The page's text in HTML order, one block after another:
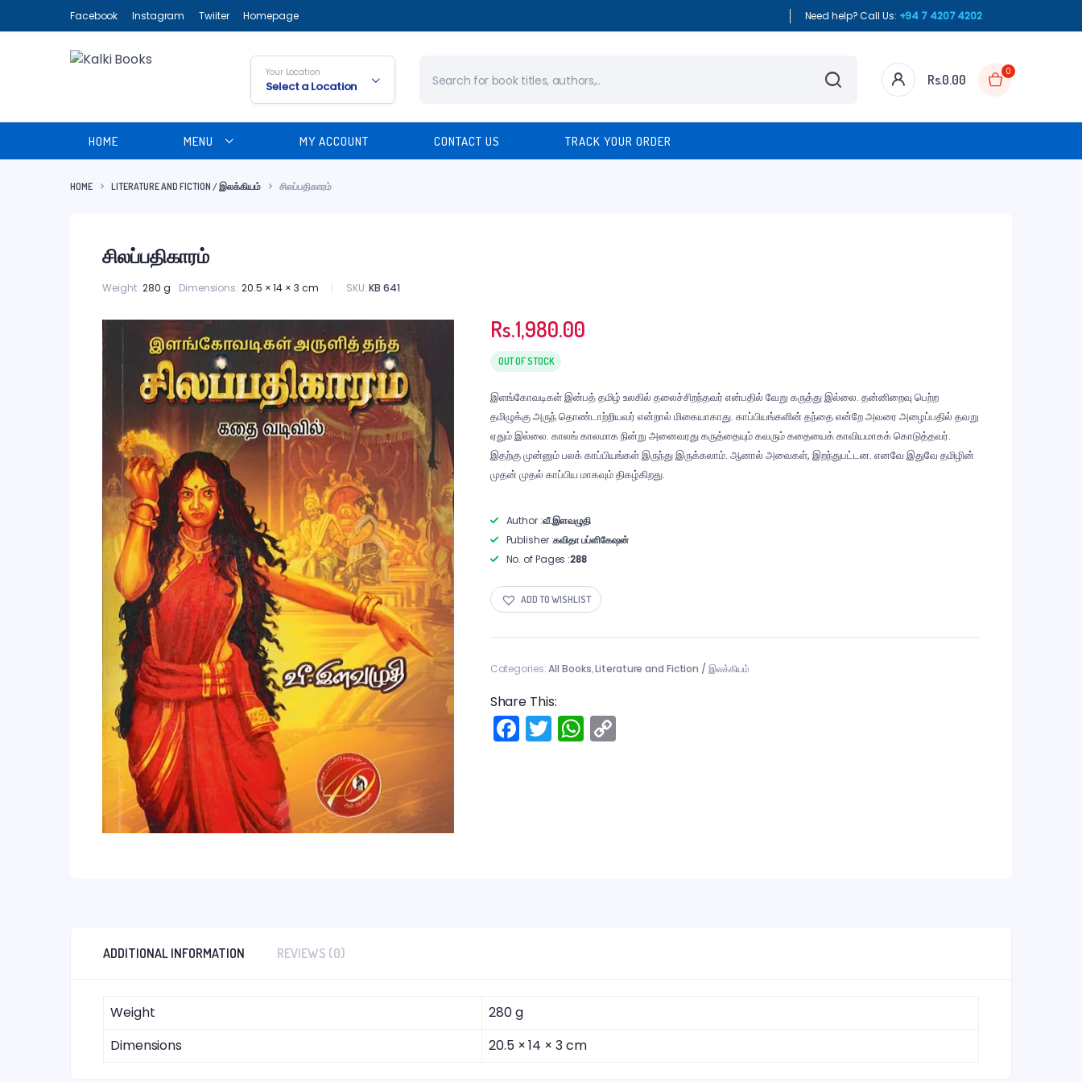
Facebook Instagram Twiiter Homepage Need help? Call Us: +94 7 4207 4202
Your Location
Select a Location
search
Rs.0.00
0
HOME MENU MY ACCOUNT CONTACT US TRACK YOUR ORDER
HOME LITERATURE AND FICTION / இலக்கியம் சிலப்பதிகாரம்
சிலப்பதிகாரம்
Weight 280 g Dimensions 20.5 × 14 × 3 cm SKU:KB 641
Rs.1,980.00
OUT OF STOCK
இளங்கோவடிகள் இன்பத் தமிழ் உலகில் தலைச்சிறந்தவர் என்பதில் வேறு கருத்து இல்லை. தன்னிறைவு பெற்ற
தமிழுக்கு அருந் தொண்டாற்றியவர் என்றால் மிகையாகாது. காப்பியங்களின் தந்தை என்றே அவரை அழைப்பதில் தவறு
ஏதும் இல்லை. காலங் காலமாக நின்று அனைவரது கருத்தையும் கவரும் கதையைக் காவியமாகக் கொடுத்தவர்.
இதற்கு முன்னும் பலக் காப்பியங்கள் இருந்து இருக்கலாம். ஆனால் அவைகள், இறந்துபட்டன. எனவே இதுவே தமிழின்
முதன் முதல் காப்பிய மாகவும் திகழ்கிறது.
Author :வீ.இளவழுதி
Publisher :கவிதா பப்ளிகேஷன்
No. of Pages :288
ADD TO WISHLIST
Categories:All Books,Literature and Fiction / இலக்கியம்
Share This:
Facebook
TwitterWhatsApp
Copy
ADDITIONAL INFORMATION REVIEWS (0)
Weight
280 g
Dimensions
20.5 × 14 × 3 cm